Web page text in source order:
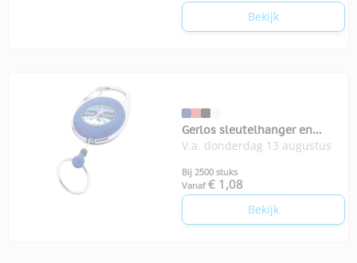
Bekijk
Gerlos sleutelhanger en
rollerclip
V.a. donderdag 13 augustus
Bij 2500 stuks
Vanaf € 1,08
Bekijk